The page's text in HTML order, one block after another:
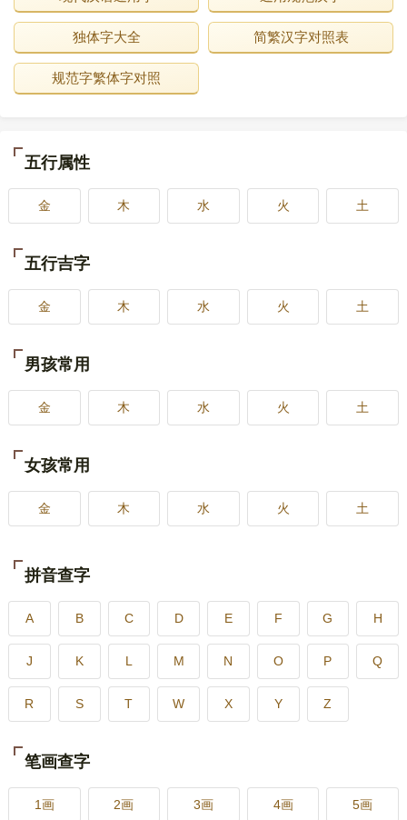
独体字大全 简繁汉字对照表
规范字繁体字对照
五行属性
金 木 水 火 土
五行吉字
金 木 水 火 土
男孩常用
金 木 水 火 土
女孩常用
金 木 水 火 土
拼音查字
A B C D E F G H
J K L M N O P Q
R S T W X Y Z
笔画查字
1画 2画 3画 4画 5画